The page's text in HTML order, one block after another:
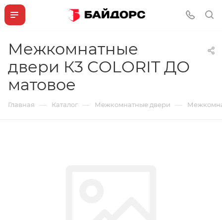
Межкомнатные
двери К3 COLORIT ДО
матовое
Главная — Каталог — Межкомнатные двери —